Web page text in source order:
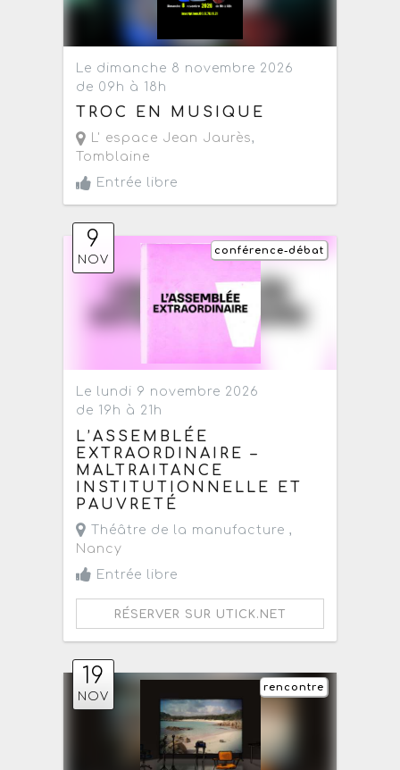
Le dimanche 8 novembre 2026
de 09h à 18h
TROC EN MUSIQUE
L' espace Jean Jaurès,
Tomblaine
Entrée libre
9
NOV
conférence-débat
Le lundi 9 novembre 2026
de 19h à 21h
L’ASSEMBLÉE
EXTRAORDINAIRE –
MALTRAITANCE
INSTITUTIONNELLE ET
PAUVRETÉ
Théâtre de la manufacture ,
Nancy
Entrée libre
RÉSERVER SUR UTICK.NET
19
NOV
rencontre